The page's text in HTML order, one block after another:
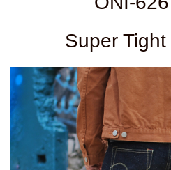
Super Tight